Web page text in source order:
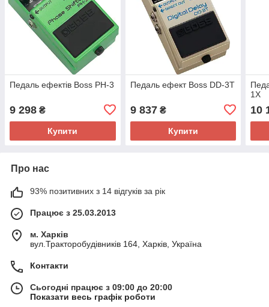
Педаль ефектів Boss PH-3
9 298 ₴
Купити
Педаль ефект Boss DD-3T
9 837₴
Купити
1X
10
Про нас
93% позитивних з 14 відгуків за рік
Працює з 25.03.2013
м. Харків
вул.Тракторобудівників 164, Харків, Україна
Контакти
Сьогодні працює з 09:00 до 20:00
Показати весь графік роботи